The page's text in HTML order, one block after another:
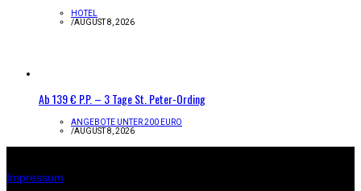
HOTEL
/AUGUST 8, 2026
Ab 139 € P.P. – 3 Tage St. Peter-Ording
ANGEBOTE UNTER 200 EURO
/AUGUST 8, 2026
Impressum